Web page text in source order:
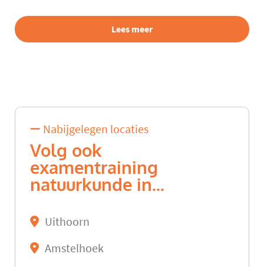
Lees meer
Nabijgelegen locaties
Volg ook
examentraining
natuurkunde in...
Uithoorn
Amstelhoek